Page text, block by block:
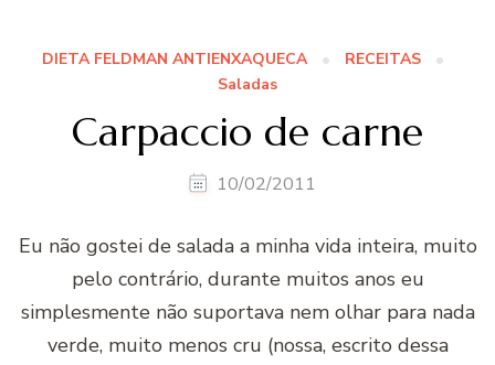
DIETA FELDMAN ANTIENXAQUECA
RECEITAS
Saladas
Carpaccio de carne
10/02/2011
Eu não gostei de salada a minha vida inteira, muito
pelo contrário, durante muitos anos eu
simplesmente não suportava nem olhar para nada
verde, muito menos cru (nossa, escrito dessa